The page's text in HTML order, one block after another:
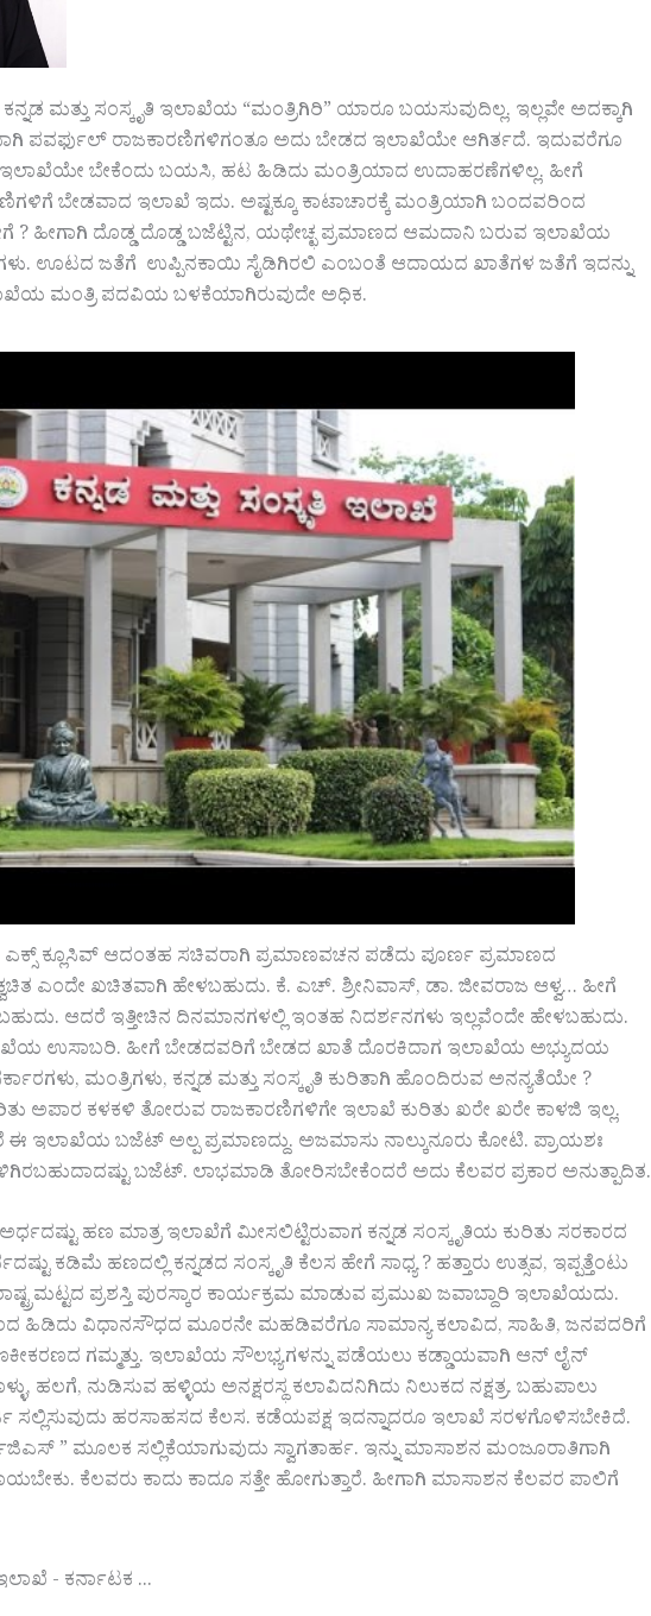
ಮತ್ತು ಸಂಸ್ಕೃತಿ‌ ಇಲಾಖೆಯ “ಮಂತ್ರಿಗಿರಿ” ಯಾರೂ ಬಯಸುವುದಿಲ್ಲ. ಇಲ್ಲವೇ ಅದಕ್ಕಾಗಿ
ಪವರ್ಫುಲ್ ರಾಜಕಾರಣಿಗಳಿಗಂತೂ ಅದು ಬೇಡದ ಇಲಾಖೆಯೇ ಆಗಿರ್ತದೆ. ಇದುವರೆಗೂ
ಇಲಾಖೆಯೇ ಬೇಕೆಂದು ಬಯಸಿ, ಹಟ ಹಿಡಿದು ಮಂತ್ರಿಯಾದ ಉದಾಹರಣೆಗಳಿಲ್ಲ. ಹೀಗೆ
ಬೇಡವಾದ ಇಲಾಖೆ ಇದು. ಅಷ್ಟಕ್ಕೂ ಕಾಟಾಚಾರಕ್ಕೆ ಮಂತ್ರಿಯಾಗಿ ಬಂದವರಿಂದ
? ಹೀಗಾಗಿ ದೊಡ್ಡ ದೊಡ್ಡ ಬಜೆಟ್ಟಿನ, ಯಥೇಚ್ಛ ಪ್ರಮಾಣದ ಆಮದಾನಿ ಬರುವ ಇಲಾಖೆಯ
ಊಟದ ಜತೆಗೆ ಉಪ್ಪಿನಕಾಯಿ ಸೈಡಿಗಿರಲಿ ಎಂಬಂತೆ ಆದಾಯದ ಖಾತೆಗಳ ಜತೆಗೆ ಇದನ್ನು
ಮಂತ್ರಿ ಪದವಿಯ ಬಳಕೆಯಾಗಿರುವುದೇ ಅಧಿಕ.
ಎಕ್ಸ್ ಕ್ಲೂಸಿವ್ ಆದಂತಹ ಸಚಿವರಾಗಿ ಪ್ರಮಾಣವಚನ ಪಡೆದು ಪೂರ್ಣ ಪ್ರಮಾಣದ
ಎಂದೇ ಖಚಿತವಾಗಿ ಹೇಳಬಹುದು. ಕೆ. ಎಚ್. ಶ್ರೀನಿವಾಸ್, ಡಾ. ಜೀವರಾಜ ಆಳ್ವ… ಹೀಗೆ
ಆದರೆ ಇತ್ತೀಚಿನ ದಿನಮಾನಗಳಲ್ಲಿ ಇಂತಹ ನಿದರ್ಶನಗಳು ಇಲ್ಲವೆಂದೇ ಹೇಳಬಹುದು.
ಉಸಾಬರಿ. ಹೀಗೆ ಬೇಡದವರಿಗೆ ಬೇಡದ ಖಾತೆ ದೊರಕಿದಾಗ ಇಲಾಖೆಯ ಅಭ್ಯುದಯ
ಮಂತ್ರಿಗಳು, ಕನ್ನಡ ಮತ್ತು ಸಂಸ್ಕೃತಿ ಕುರಿತಾಗಿ ಹೊಂದಿರುವ ಅನನ್ಯತೆಯೇ ?
ಅಪಾರ ಕಳಕಳಿ ತೋರುವ ರಾಜಕಾರಣಿಗಳಿಗೇ ಇಲಾಖೆ ಕುರಿತು ಖರೇ ಖರೇ ಕಾಳಜಿ ಇಲ್ಲ.
ಈ ಇಲಾಖೆಯ ಬಜೆಟ್ ಅಲ್ಪ ಪ್ರಮಾಣದ್ದು. ಅಜಮಾಸು ನಾಲ್ಕುನೂರು ಕೋಟಿ. ಪ್ರಾಯಶಃ
ಬಜೆಟ್. ಲಾಭಮಾಡಿ ತೋರಿಸಬೇಕೆಂದರೆ ಅದು ಕೆಲವರ ಪ್ರಕಾರ ಅನುತ್ಪಾದಿತ.
ಹಣ ಮಾತ್ರ ಇಲಾಖೆಗೆ ಮೀಸಲಿಟ್ಟಿರುವಾಗ ಕನ್ನಡ ಸಂಸ್ಕೃತಿಯ ಕುರಿತು ಸರಕಾರದ
ಕಡಿಮೆ ಹಣದಲ್ಲಿ ಕನ್ನಡದ ಸಂಸ್ಕೃತಿ ಕೆಲಸ ಹೇಗೆ ಸಾಧ್ಯ ? ಹತ್ತಾರು ಉತ್ಸವ, ಇಪ್ಪತ್ತೆಂಟು
ಪ್ರಶಸ್ತಿ ಪುರಸ್ಕಾರ ಕಾರ್ಯಕ್ರಮ ಮಾಡುವ ಪ್ರಮುಖ ಜವಾಬ್ದಾರಿ ಇಲಾಖೆಯದು.
ಹಿಡಿದು ವಿಧಾನಸೌಧದ ಮೂರನೇ ಮಹಡಿವರೆಗೂ ಸಾಮಾನ್ಯ ಕಲಾವಿದ, ಸಾಹಿತಿ, ಜನಪದರಿಗೆ
ಗಮ್ಮತ್ತು. ಇಲಾಖೆಯ ಸೌಲಭ್ಯಗಳನ್ನು ಪಡೆಯಲು ಕಡ್ಡಾಯವಾಗಿ ಆನ್ ಲೈನ್
ಹಲಗೆ, ನುಡಿಸುವ ಹಳ್ಳಿಯ ಅನಕ್ಷರಸ್ಥ ಕಲಾವಿದನಿಗಿದು ನಿಲುಕದ ನಕ್ಷತ್ರ. ಬಹುಪಾಲು
ಸಲ್ಲಿಸುವುದು ಹರಸಾಹಸದ ಕೆಲಸ. ಕಡೆಯಪಕ್ಷ ಇದನ್ನಾದರೂ ಇಲಾಖೆ ಸರಳಗೊಳಿಸಬೇಕಿದೆ.
” ಮೂಲಕ ಸಲ್ಲಿಕೆಯಾಗುವುದು ಸ್ವಾಗತಾರ್ಹ. ಇನ್ನು ಮಾಸಾಶನ ಮಂಜೂರಾತಿಗಾಗಿ
ಕೆಲವರು ಕಾದು ಕಾದೂ ಸತ್ತೇ ಹೋಗುತ್ತಾರೆ. ಹೀಗಾಗಿ ಮಾಸಾಶನ ಕೆಲವರ ಪಾಲಿಗೆ